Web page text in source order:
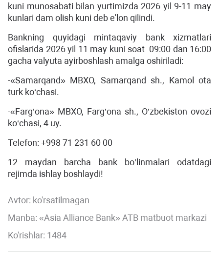
kuni munosabati bilan yurtimizda 2026 yil 9-11 may
kunlari dam olish kuni deb e'lon qilindi.
Bankning quyidagi mintaqaviy bank xizmatlari
ofislarida 2026 yil 11 may kuni soat 09:00 dan 16:00
gacha valyuta ayirboshlash amalga oshiriladi:
-«Samarqand» MBXO, Samarqand sh., Kamol ota
turk ko‘chasi.
-«Farg’ona» MBXO, Farg’ona sh., O’zbekiston ovozi
ko‘chasi, 4 uy.
Telefon: +998 71 231 60 00
12 maydan barcha bank bo’linmalari odatdagi
rejimda ishlay boshlaydi!
Avtor: ko'rsatilmagan
Manba: «Asia Alliance Bank» ATB matbuot markazi
Ko'rishlar: 1484